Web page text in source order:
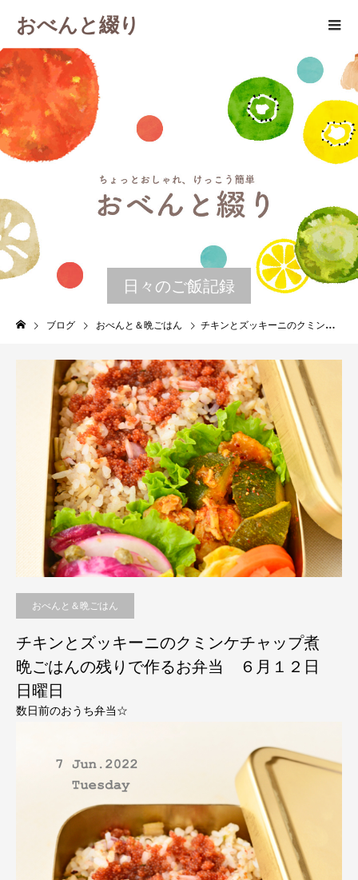
おべんと綴り
日々のご飯記録
ブログ おべんと＆晩ごはん チキンとズッキーニのクミンケチャップ煮 晩ごはんの残りで作るお弁当 ６月１２日 日曜日
おべんと＆晩ごはん
チキンとズッキーニのクミンケチャップ煮
晩ごはんの残りで作るお弁当 ６月１２日
日曜日
数日前のおうち弁当☆